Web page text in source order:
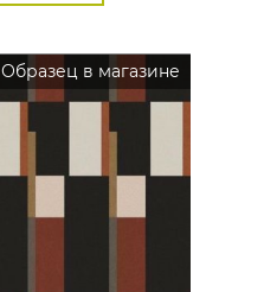
Образец в магазине